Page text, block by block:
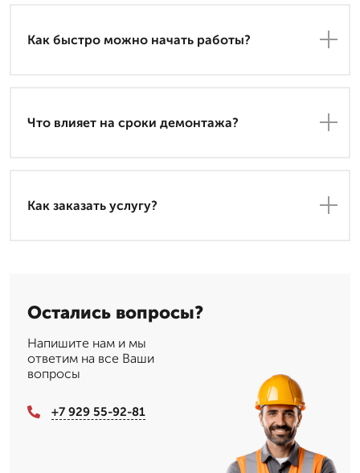
Как быстро можно начать работы?
Что влияет на сроки демонтажа?
Как заказать услугу?
Остались вопросы?
Напишите нам и мы
ответим на все Ваши
вопросы
+7 929 55-92-81